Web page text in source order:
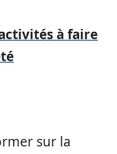
à faire
sur la